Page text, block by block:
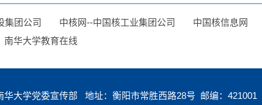
集团公司 中核网--中国核工业集团公司 中国核信息网
南华大学教育在线
华大学党委宣传部 地址：衡阳市常胜西路28号 邮编：421001